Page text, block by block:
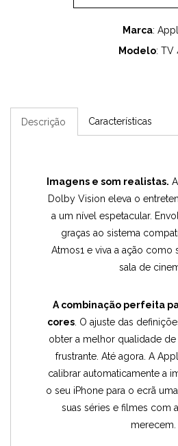
Marca:
Modelo: TV
Descrição Características
Imagens e som realistas.
Dolby Vision eleva o
a um nível espetacular.
graças ao sistema
Atmos1 e viva a ação como
sala de
A combinação perfeita
cores . O ajuste das
obter a melhor qualidade
frustrante. Até agora. A
calibrar automaticamente a
o seu iPhone para o ecrã
suas séries e filmes com
merecem.